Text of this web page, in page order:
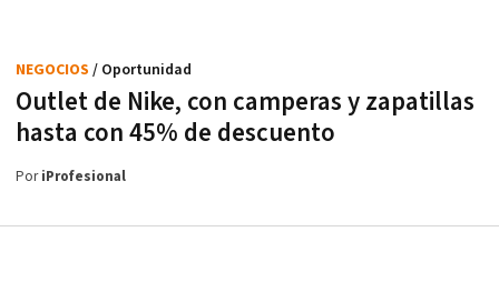
Outlet de Nike, con camperas y zapatillas
hasta con 45% de descuento
NEGOCIOS / Oportunidad
PoriProfesional